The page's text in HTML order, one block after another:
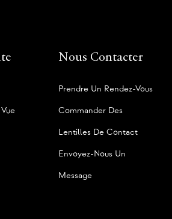
Nous Contacter
Prendre Un Rendez-Vous
Commander Des
Lentilles De Contact
Envoyez-Nous Un
Message